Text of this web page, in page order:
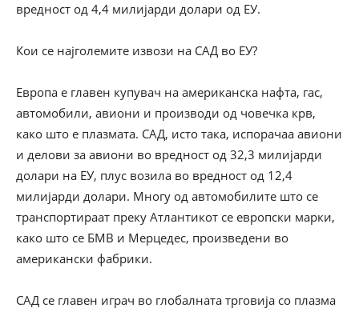
вредност од 4,4 милијарди долари од ЕУ.
Кои се најголемите извози на САД во ЕУ?
Европа е главен купувач на американска нафта, гас,
автомобили, авиони и производи од човечка крв,
како што е плазмата. САД, исто така, испорачаа авиони
и делови за авиони во вредност од 32,3 милијарди
долари на ЕУ, плус возила во вредност од 12,4
милијарди долари. Многу од автомобилите што се
транспортираат преку Атлантикот се европски марки,
како што се БМВ и Мерцедес, произведени во
американски фабрики.
САД се главен играч во глобалната трговија со плазма